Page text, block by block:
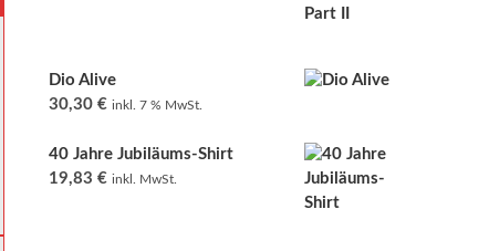
Dio Alive
30,30 € inkl. 7 % MwSt.
40 Jahre Jubiläums-Shirt
19,83 € inkl. MwSt.